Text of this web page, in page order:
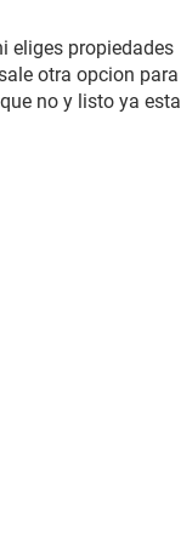
eliges propiedades
otra opcion para
no y listo ya esta